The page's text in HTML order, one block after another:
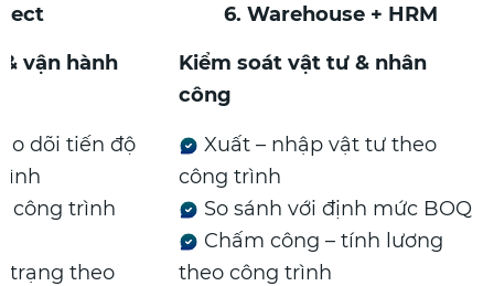
vận hành
dõi tiến độ
công trình
trạng theo
6. Warehouse + HRM
Kiểm soát vật tư & nhân
công
Xuất – nhập vật tư theo
công trình
So sánh với định mức BOQ
Chấm công – tính lương
theo công trình